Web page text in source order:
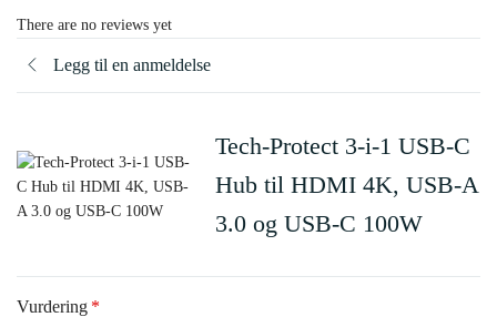
There are no reviews yet
Legg til en anmeldelse
Tech-Protect 3-i-1 USB-C
Hub til HDMI 4K, USB-A
3.0 og USB-C 100W
Vurdering *